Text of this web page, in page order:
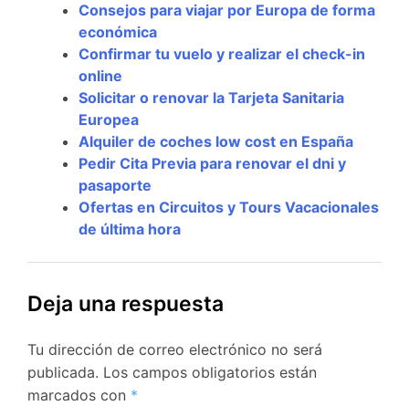
Consejos para viajar por Europa de forma
económica
Confirmar tu vuelo y realizar el check-in
online
Solicitar o renovar la Tarjeta Sanitaria
Europea
Alquiler de coches low cost en España
Pedir Cita Previa para renovar el dni y
pasaporte
Ofertas en Circuitos y Tours Vacacionales
de última hora
Deja una respuesta
Tu dirección de correo electrónico no será
publicada. Los campos obligatorios están
marcados con *